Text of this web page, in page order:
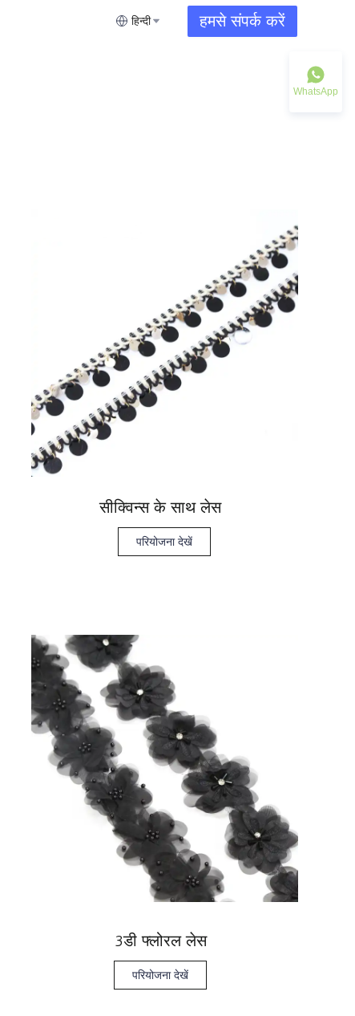
हिन्दी हमसे संपर्क करें
सीक्विन्स के साथ लेस
परियोजना देखें
3डी फ्लोरल लेस
परियोजना देखें
WhatsApp